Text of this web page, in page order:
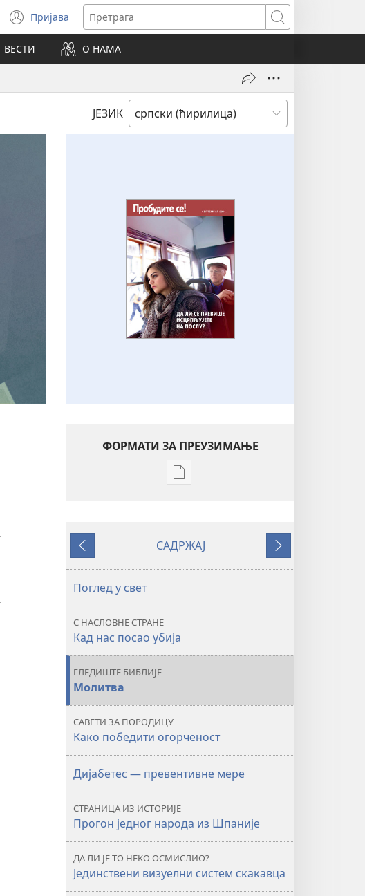
Пријава
(отвара
нови
прозор)
Претрага
ВЕСТИ О НАМА
ЈЕЗИК
ФОРМАТИ ЗА ПРЕУЗИМАЊЕ
Формати
публикација
превише
Претходно
САДРЖАЈ
Следеће
Поглед у свет
С НАСЛОВНЕ СТРАНЕ
Кад нас посао убија
ГЛЕДИШТЕ БИБЛИЈЕ
Молитва
САВЕТИ ЗА ПОРОДИЦУ
Како победити огорченост
Дијабетес — превентивне мере
СТРАНИЦА ИЗ ИСТОРИЈЕ
Прогон једног народа из Шпаније
ДА ЛИ ЈЕ ТО НЕКО ОСМИСЛИО?
Јединствени визуелни систем скакавца